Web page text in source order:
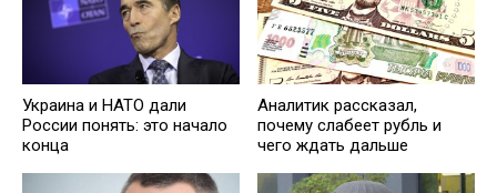
Украина и НАТО дали
России понять: это начало
конца
Анaлитик рассказал,
почему слабеет рубль и
чего ждать дальше